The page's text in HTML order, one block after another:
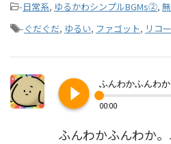
-日常系, ゆるかわシンプルBGMs②,
-ぐだぐだ, ゆるい, ファゴット, リコ
play_circle_filled ふんわかふんわか
00:00
ふんわかふんわか